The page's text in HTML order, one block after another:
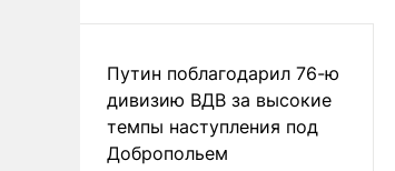
Путин поблагодарил 76-ю
дивизию ВДВ за высокие
темпы наступления под
Добропольем